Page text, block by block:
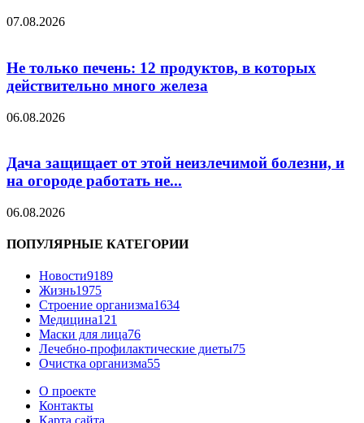
07.08.2026
Не только печень: 12 продуктов, в которых
действительно много железа
06.08.2026
Дача защищает от этой неизлечимой болезни, и
на огороде работать не...
06.08.2026
ПОПУЛЯРНЫЕ КАТЕГОРИИ
Новости9189
Жизнь1975
Строение организма1634
Медицина121
Маски для лица76
Лечебно-профилактические диеты75
Очистка организма55
О проекте
Контакты